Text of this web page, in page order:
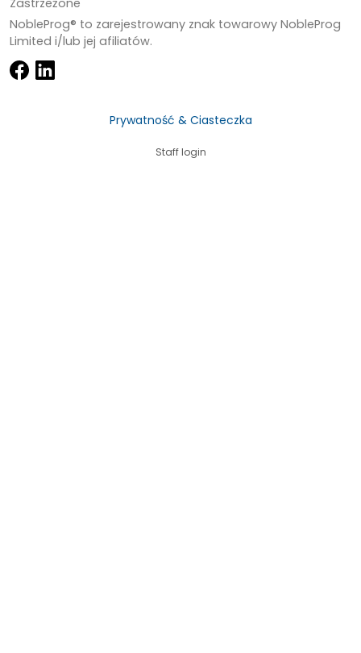
NobleProg® to zarejestrowany znak towarowy NobleProg
Limited i/lub jej afiliatów.
Prywatność & Ciasteczka
Staff login